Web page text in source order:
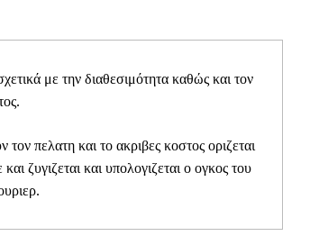
με την διαθεσιμότητα καθώς και τον
πελατη και το ακριβες κοστος οριζεται
ζυγιζεται και υπολογιζεται ο ογκος του